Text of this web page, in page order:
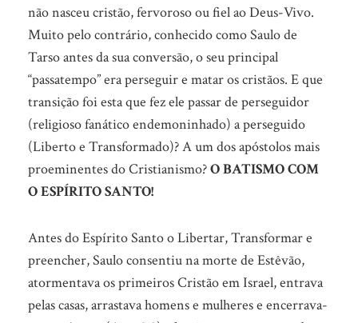
não nasceu cristão, fervoroso ou fiel ao Deus-Vivo.
Muito pelo contrário, conhecido como Saulo de
Tarso antes da sua conversão, o seu principal
“passatempo” era perseguir e matar os cristãos. E que
transição foi esta que fez ele passar de perseguidor
(religioso fanático endemoninhado) a perseguido
(Liberto e Transformado)? A um dos apóstolos mais
proeminentes do Cristianismo?O BATISMO COM
O ESPÍRITO SANTO!
Antes do Espírito Santo o Libertar, Transformar e
preencher, Saulo consentiu na morte de Estêvão,
atormentava os primeiros Cristão em Israel, entrava
pelas casas, arrastava homens e mulheres e encerrava-